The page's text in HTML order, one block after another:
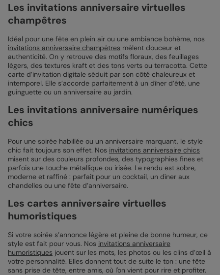
Les invitations anniversaire virtuelles
champêtres
Idéal pour une fête en plein air ou une ambiance bohème, nos
invitations anniversaire champêtres mêlent douceur et
authenticité. On y retrouve des motifs floraux, des feuillages
légers, des textures kraft et des tons verts ou terracotta. Cette
carte d’invitation digitale séduit par son côté chaleureux et
intemporel. Elle s’accorde parfaitement à un dîner d’été, une
guinguette ou un anniversaire au jardin.
Les invitations anniversaire numériques
chics
Pour une soirée habillée ou un anniversaire marquant, le style
chic fait toujours son effet. Nos invitations anniversaire chics
misent sur des couleurs profondes, des typographies fines et
parfois une touche métallique ou irisée. Le rendu est sobre,
moderne et raffiné : parfait pour un cocktail, un dîner aux
chandelles ou une fête d’anniversaire.
Les cartes anniversaire virtuelles
humoristiques
Si votre soirée s’annonce légère et pleine de bonne humeur, ce
style est fait pour vous. Nos invitations anniversaire
humoristiques jouent sur les mots, les photos ou les clins d’œil à
votre personnalité. Elles donnent tout de suite le ton : une fête
sans prise de tête, entre amis, où l'on vient pour rire et profiter.